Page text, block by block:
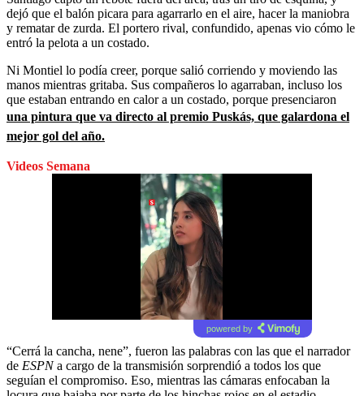
dejó que el balón picara para agarrarlo en el aire, hacer la maniobra
y rematar de zurda. El portero rival, confundido, apenas vio cómo le
entró la pelota a un costado.
Ni Montiel lo podía creer, porque salió corriendo y moviendo las
manos mientras gritaba. Sus compañeros lo agarraban, incluso los
que estaban entrando en calor a un costado, porque presenciaron
una pintura que va directo al premio Puskás, que galardona el
mejor gol del año.
Videos Semana
powered by
“Cerrá la cancha, nene”, fueron las palabras con las que el narrador
de ESPNa cargo de la transmisión sorprendió a todos los que
seguían el compromiso. Eso, mientras las cámaras enfocaban la